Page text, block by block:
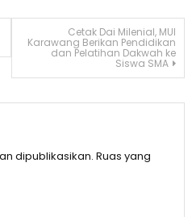
Cetak Dai Milenial, MUI
Karawang Berikan Pendidikan
dan Pelatihan Dakwah ke
Siswa SMA
dipublikasikan. Ruas yang